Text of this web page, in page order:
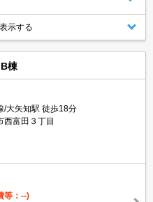
示する
棟
/大矢知駅 徒歩18分
西富田３丁目
等：--)